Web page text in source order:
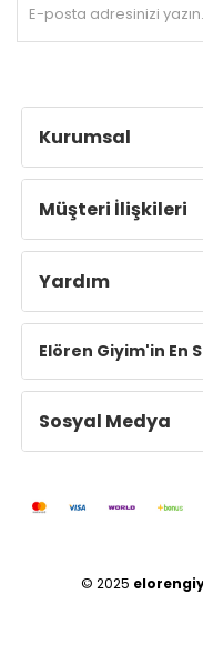
Kurumsal
Müşteri İlişkileri
Yardım
Elören Giyim'in En
Sosyal Medya
© 2025